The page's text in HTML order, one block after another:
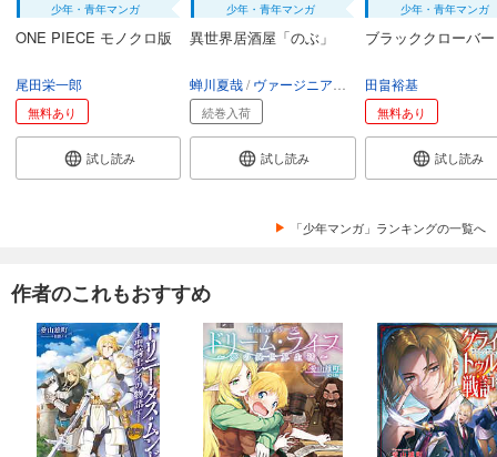
少年・青年マンガ
ONE PIECE モノクロ版
尾田栄一郎
無料あり
試し読み
少年・青年マンガ
異世界居酒屋「のぶ」
蝉川夏哉 ヴァージニア二等兵 転
続巻入荷
試し読み
少年・青年マンガ
ブラッククローバー
田畠裕基
無料あり
試し読み
「少年マンガ」ランキングの一覧へ
作者のこれもおすすめ